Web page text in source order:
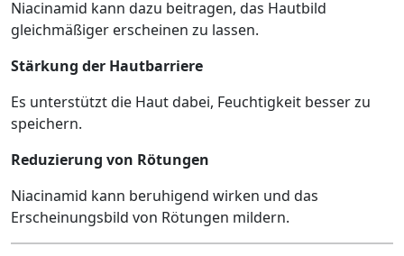
Niacinamid kann dazu beitragen, das Hautbild
gleichmäßiger erscheinen zu lassen.
Stärkung der Hautbarriere
Es unterstützt die Haut dabei, Feuchtigkeit besser zu
speichern.
Reduzierung von Rötungen
Niacinamid kann beruhigend wirken und das
Erscheinungsbild von Rötungen mildern.